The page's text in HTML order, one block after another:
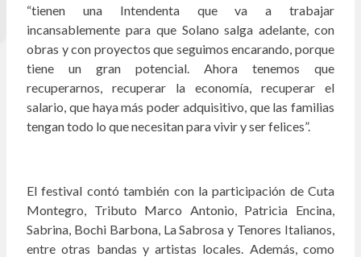
“tienen una Intendenta que va a trabajar
incansablemente para que Solano salga adelante, con
obras y con proyectos que seguimos encarando, porque
tiene un gran potencial. Ahora tenemos que
recuperarnos, recuperar la economía, recuperar el
salario, que haya más poder adquisitivo, que las familias
tengan todo lo que necesitan para vivir y ser felices”.
El festival contó también con la participación de Cuta
Montegro, Tributo Marco Antonio, Patricia Encina,
Sabrina, Bochi Barbona, La Sabrosa y Tenores Italianos,
entre otras bandas y artistas locales. Además, como